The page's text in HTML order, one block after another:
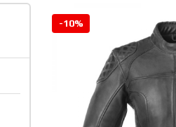
-10%